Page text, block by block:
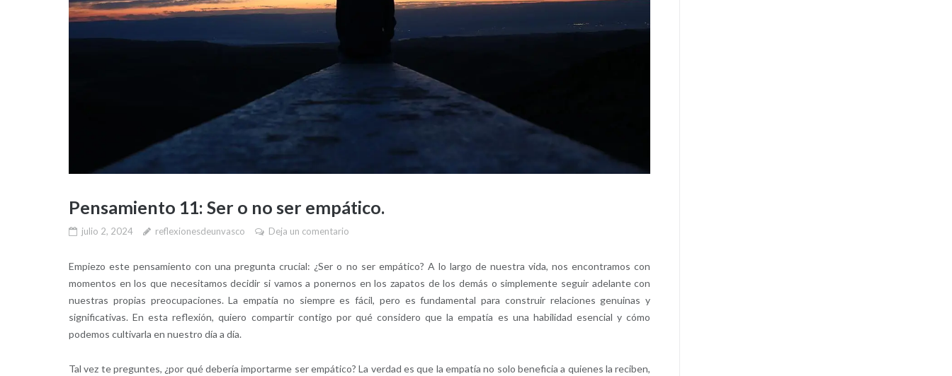
Pensamiento 11: Ser o no ser empático.
julio 2, 2024 reflexionesdeunvasco Deja un comentario
Empiezo este pensamiento con una pregunta crucial: ¿Ser o no ser empático? A lo largo de nuestra vida, nos encontramos con
momentos en los que necesitamos decidir si vamos a ponernos en los zapatos de los demás o simplemente seguir adelante con
nuestras propias preocupaciones. La empatía no siempre es fácil, pero es fundamental para construir relaciones genuinas y
significativas. En esta reflexión, quiero compartir contigo por qué considero que la empatía es una habilidad esencial y cómo
podemos cultivarla en nuestro día a día.
Tal vez te preguntes, ¿por qué debería importarme ser empático? La verdad es que la empatía no solo beneficia a quienes la reciben,